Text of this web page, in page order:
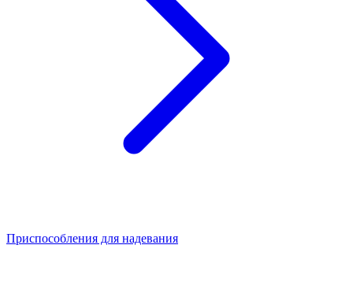
Приспособления для надевания